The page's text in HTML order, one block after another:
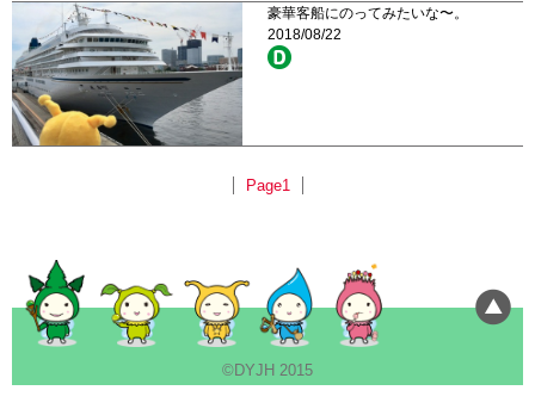
豪華客船にのってみたいな〜。
2018/08/22
Page1
©DYJH 2015